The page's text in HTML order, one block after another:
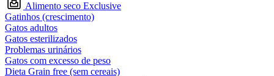
Alimento seco Exclusive
Gatinhos (crescimento)
Gatos adultos
Gatos esterilizados
Problemas urinários
Gatos com excesso de peso
Dieta Grain free (sem cereais)